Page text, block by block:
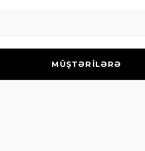
MÜŞTƏRİLƏRƏ